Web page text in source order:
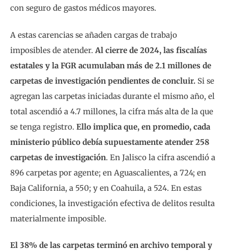
con seguro de gastos médicos mayores.
A estas carencias se añaden cargas de trabajo
imposibles de atender. Al cierre de 2024, las fiscalías
estatales y la FGR acumulaban más de 2.1 millones de
carpetas de investigación pendientes de concluir. Si se
agregan las carpetas iniciadas durante el mismo año, el
total ascendió a 4.7 millones, la cifra más alta de la que
se tenga registro. Ello implica que, en promedio, cada
ministerio público debía supuestamente atender 258
carpetas de investigación. En Jalisco la cifra ascendió a
896 carpetas por agente; en Aguascalientes, a 724; en
Baja California, a 550; y en Coahuila, a 524. En estas
condiciones, la investigación efectiva de delitos resulta
materialmente imposible.
El 38% de las carpetas terminó en archivo temporal y